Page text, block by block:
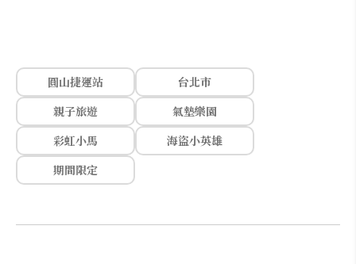
圓山捷運站
台北市
親子旅遊
氣墊樂園
彩虹小馬
海盜小英雄
期間限定